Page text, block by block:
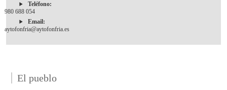
Teléfono:
980 688 054
Email:
aytofonfria@aytofonfria.es
El pueblo